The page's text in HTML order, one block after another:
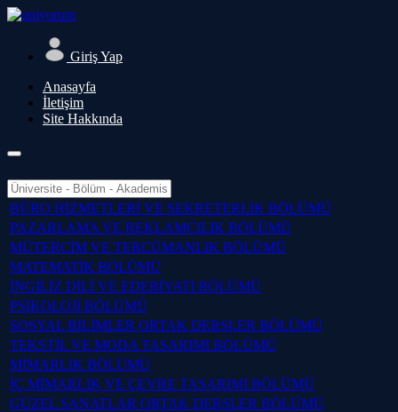
Giriş Yap
Anasayfa
İletişim
Site Hakkında
BÜRO HİZMETLERİ VE SEKRETERLİK BÖLÜMÜ
PAZARLAMA VE REKLAMCILIK BÖLÜMÜ
MÜTERCİM VE TERCÜMANLIK BÖLÜMÜ
MATEMATİK BÖLÜMÜ
İNGİLİZ DİLİ VE EDEBİYATI BÖLÜMÜ
PSİKOLOJİ BÖLÜMÜ
SOSYAL BİLİMLER ORTAK DERSLER BÖLÜMÜ
TEKSTİL VE MODA TASARIMI BÖLÜMÜ
MİMARLIK BÖLÜMÜ
İÇ MİMARLIK VE ÇEVRE TASARIMI BÖLÜMÜ
GÜZEL SANATLAR ORTAK DERSLER BÖLÜMÜ